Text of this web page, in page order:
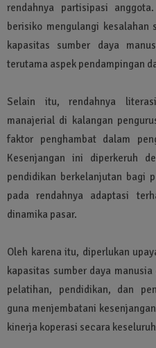
rendahnya partisipasi
berisiko mengulangi kesalahan
kapasitas sumber daya
terutama aspek pendampingan
Selain itu, rendahnya
manajerial di kalangan
faktor penghambat dalam
Kesenjangan ini diperkeruh
pendidikan berkelanjutan bagi
pada rendahnya adaptasi
dinamika pasar.
Oleh karena itu, diperlukan
kapasitas sumber daya
pelatihan, pendidikan, dan
guna menjembatani
kinerja koperasi secara